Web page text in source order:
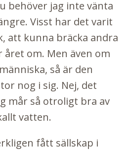
behöver jag inte vänta
Visst har det varit
att kunna bräcka andra
året om. Men även om
så är den
nog i sig. Nej, det
mår så otroligt bra av
vatten.
fått sällskap i